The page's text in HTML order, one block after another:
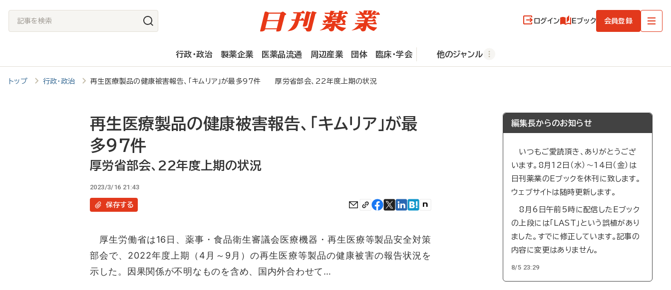
記
事
検
索
ログイン Eブック 会員登録
行政・政治 製薬企業 医薬品流通 周辺産業 団体 臨床・学会 他のジャンル
トップ 行政・政治 再生医療製品の健康被害報告、「キムリア」が最多97件 厚労省部会、22年度上期の状況
再生医療製品の健康被害報告、「キムリア」が最
多97件
厚労省部会、22年度上期の状況
2023/3/16 21:43
保存する
厚生労働省は16日、薬事・食品衛生審議会医療機器・再生医療等製品安全対策
部会で、2022年度上期（4月～9月）の再生医療等製品の健康被害の報告状況を
示した。因果関係が不明なものを含め、国内外合わせて…
編集長からのお知らせ
いつもご愛読頂き、ありがとうござ
います。8月12日（水）～14日（金）は
日刊薬業のEブックを休刊に致します。
ウェブサイトは随時更新します。
8月6日午前5時に配信したEブック
の上段には「LAST」という誤植があり
ました。すでに修正しています。記事の
内容に変更はありません。
8/5 23:29